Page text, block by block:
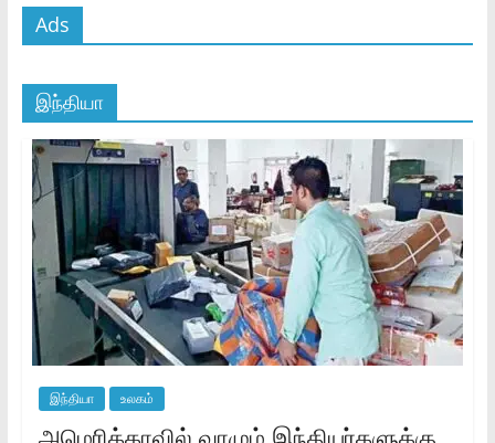
Ads
இந்தியா
இந்தியா உலகம்
அமெரிக்காவில் வாழும் இந்தியர்களுக்கு